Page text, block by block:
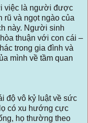
việc là người được
rũ và ngọt ngào của
này. Người sinh
thuận với con cái –
trong gia đình và
mình về tầm quan
độ vô kỷ luật về sức
có xu hướng cực
họ thường theo